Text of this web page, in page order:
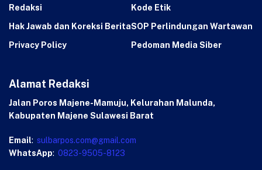
Redaksi
Kode Etik
Hak Jawab dan Koreksi BeritaSOP Perlindungan Wartawan
Privacy Policy
Pedoman Media Siber
Alamat Redaksi
Jalan Poros Majene-Mamuju, Kelurahan Malunda,
Kabupaten Majene Sulawesi Barat
Email: sulbarpos.com@gmail.com
WhatsApp: 0823-9505-8123